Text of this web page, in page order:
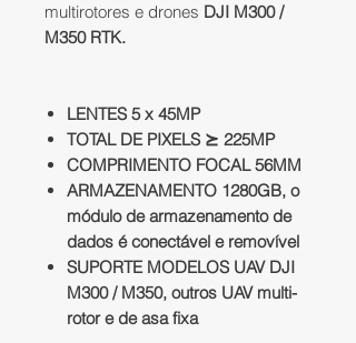
multirotores e drones DJI M300 /
M350 RTK.
LENTES 5 x 45MP
TOTAL DE PIXELS ⪰ 225MP
COMPRIMENTO FOCAL 56MM
ARMAZENAMENTO 1280GB, o
módulo de armazenamento de
dados é conectável e removível
SUPORTE MODELOS UAV DJI
M300 / M350, outros UAV multi-
rotor e de asa fixa